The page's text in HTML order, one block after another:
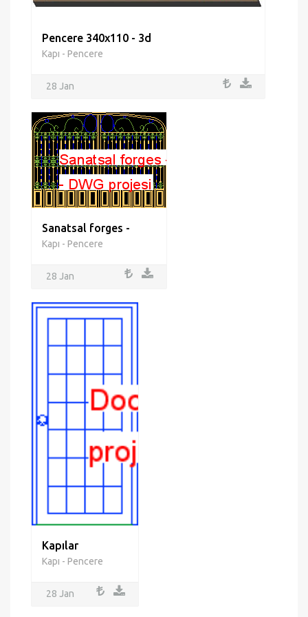
Pencere 340x110 - 3d
Kapı - Pencere
28 Jan
Sanatsal forges -
Kapı - Pencere
28 Jan
Kapılar
Kapı - Pencere
28 Jan